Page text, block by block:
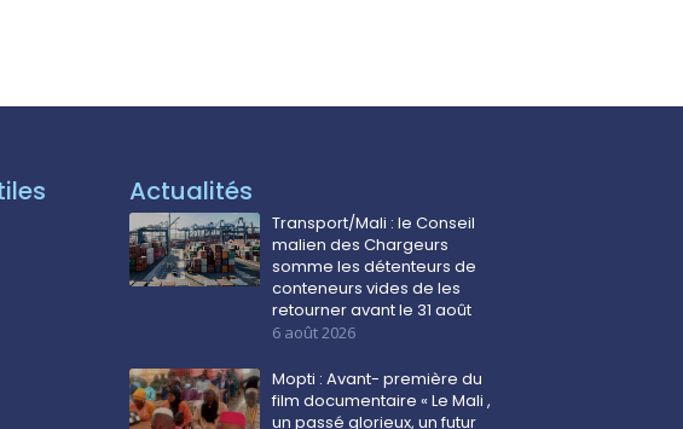
Actualités
Transport/Mali : le Conseil
malien des Chargeurs
somme les détenteurs de
conteneurs vides de les
retourner avant le 31 août
6 août 2026
Mopti : Avant- première du
film documentaire « Le Mali ,
un passé glorieux, un futur